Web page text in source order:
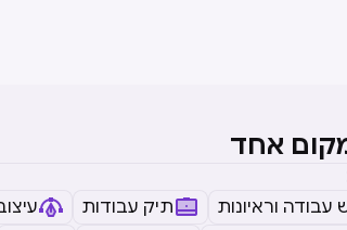
אחד
עבודה וראיונות
תיק עבודות